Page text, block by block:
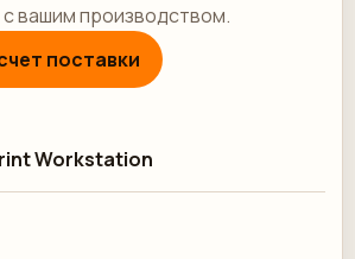
вашим производством.
поставки
Workstation